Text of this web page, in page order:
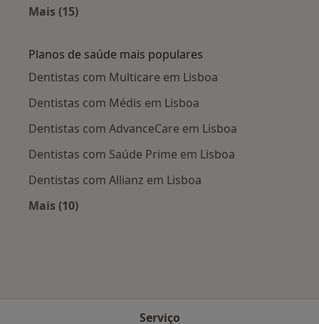
Mais (15)
Planos de saúde mais populares
Dentistas com Multicare em Lisboa
Dentistas com Médis em Lisboa
Dentistas com AdvanceCare em Lisboa
Dentistas com Saúde Prime em Lisboa
Dentistas com Allianz em Lisboa
Mais (10)
Serviço